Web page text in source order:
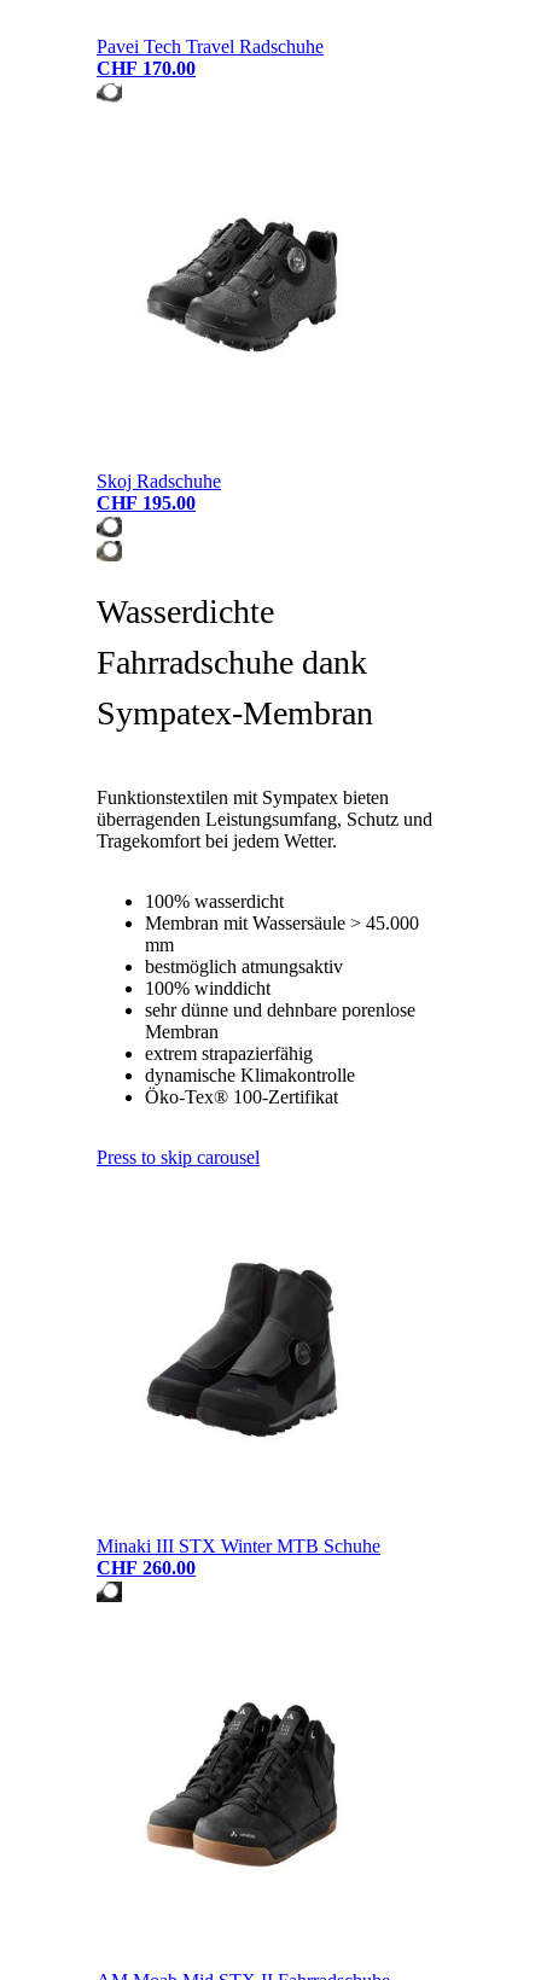
Pavei Tech Travel Radschuhe
CHF 170.00
Skoj Radschuhe
CHF 195.00
Wasserdichte
Fahrradschuhe dank
Sympatex-Membran
Funktionstextilen mit Sympatex bieten
überragenden Leistungsumfang, Schutz und
Tragekomfort bei jedem Wetter.
100% wasserdicht
Membran mit Wassersäule > 45.000
mm
bestmöglich atmungsaktiv
100% winddicht
sehr dünne und dehnbare porenlose
Membran
extrem strapazierfähig
dynamische Klimakontrolle
Öko-Tex® 100-Zertifikat
Press to skip carousel
Minaki III STX Winter MTB Schuhe
CHF 260.00